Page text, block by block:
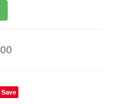
Save